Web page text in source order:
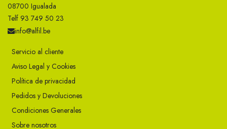
08700 Igualada
Telf 93 749 50 23
info@alfil.be
Servicio al cliente
Aviso Legal y Cookies
Política de privacidad
Pedidos y Devoluciones
Condiciones Generales
Sobre nosotros